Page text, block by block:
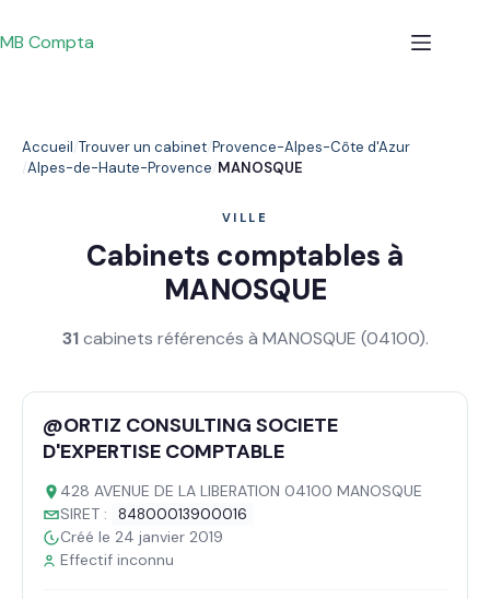
au
contenu
MB Compta
Accueil Trouver un cabinet Provence-Alpes-Côte d'Azur
Alpes-de-Haute-Provence MANOSQUE
VILLE
Cabinets comptables à
MANOSQUE
31cabinets référencés à MANOSQUE (04100).
@ORTIZ CONSULTING SOCIETE
D'EXPERTISE COMPTABLE
428 AVENUE DE LA LIBERATION 04100 MANOSQUE
SIRET :
84800013900016
Créé le 24 janvier 2019
Effectif inconnu